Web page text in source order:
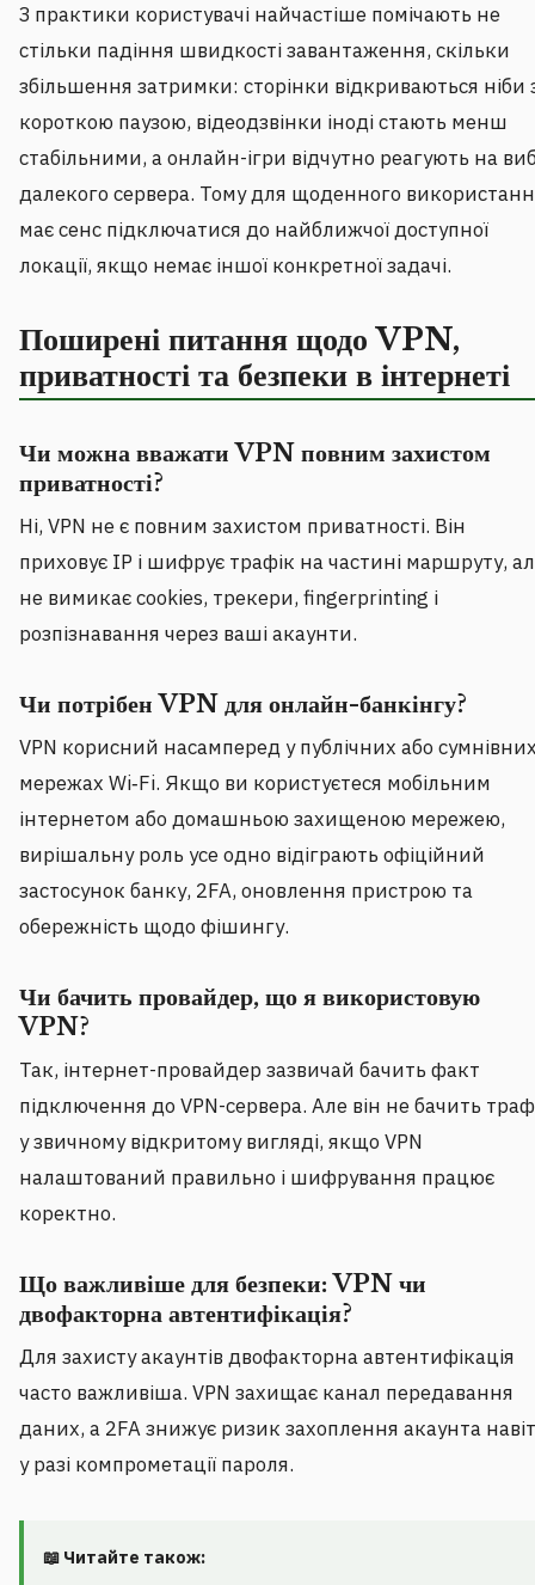
З практики користувачі найчастіше помічають не
стільки падіння швидкості завантаження, скільки
збільшення затримки: сторінки відкриваються ніби
короткою паузою, відеодзвінки іноді стають менш
стабільними, а онлайн-ігри відчутно реагують на
далекого сервера. Тому для щоденного
має сенс підключатися до найближчої доступної
локації, якщо немає іншої конкретної задачі.
Поширені питання щодо VPN,
приватності та безпеки в інтернеті
Чи можна вважати VPN повним захистом
приватності?
Ні, VPN не є повним захистом приватності. Він
приховує IP і шифрує трафік на частині маршруту,
не вимикає cookies, трекери, fingerprinting і
розпізнавання через ваші акаунти.
Чи потрібен VPN для онлайн-банкінгу?
VPN корисний насамперед у публічних або
мережах Wi‑Fi. Якщо ви користуєтеся мобільним
інтернетом або домашньою захищеною мережею,
вирішальну роль усе одно відіграють офіційний
застосунок банку, 2FA, оновлення пристрою та
обережність щодо фішингу.
Чи бачить провайдер, що я використовую
VPN?
Так, інтернет-провайдер зазвичай бачить факт
підключення до VPN-сервера. Але він не бачить
у звичному відкритому вигляді, якщо VPN
налаштований правильно і шифрування працює
коректно.
Що важливіше для безпеки: VPN чи
двофакторна автентифікація?
Для захисту акаунтів двофакторна автентифікація
часто важливіша. VPN захищає канал передавання
даних, а 2FA знижує ризик захоплення акаунта
у разі компрометації пароля.
📖 Читайте також: